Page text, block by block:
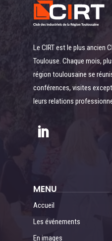
Le CIRT est le plus ancien
Toulouse. Chaque mois,
région toulousaine se
conférences, visites
leurs relations
MENU
Accueil
Les événements
En images